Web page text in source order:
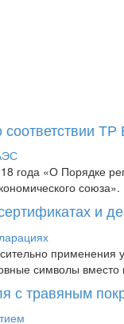
соответствии
«О Порядке
союза».
и
применения
символы
с травяным